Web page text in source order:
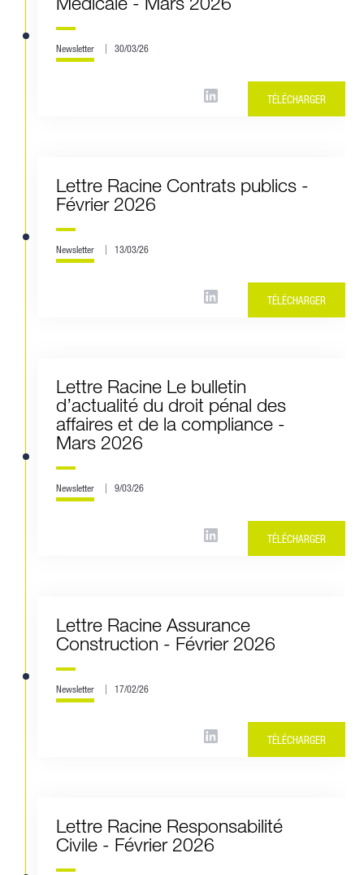
Newsletter 30/03/26
TÉLÉCHARGER
Lettre Racine Contrats publics -
Février 2026
Newsletter 13/03/26
TÉLÉCHARGER
Lettre Racine Le bulletin
d’actualité du droit pénal des
affaires et de la compliance -
Mars 2026
Newsletter 9/03/26
TÉLÉCHARGER
Lettre Racine Assurance
Construction - Février 2026
Newsletter 17/02/26
TÉLÉCHARGER
Lettre Racine Responsabilité
Civile - Février 2026